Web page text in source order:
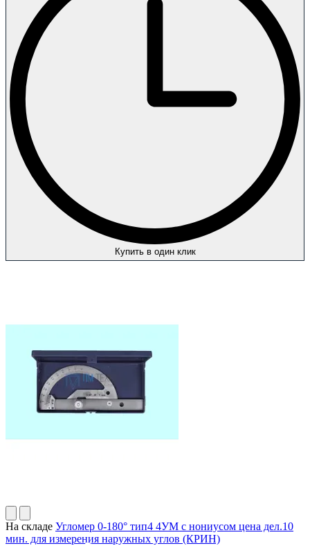
Купить в один клик
На складе Угломер 0-180° тип4 4УМ с нониусом цена дел.10
мин. для измерения наружных углов (КРИН)